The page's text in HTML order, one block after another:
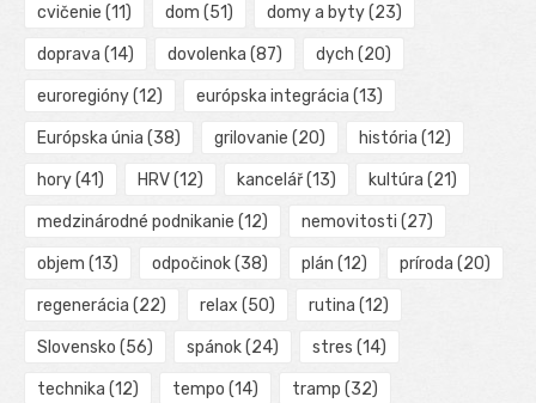
cvičenie (11) dom (51) domy a byty(23)
doprava (14) dovolenka (87) dych (20)
euroregióny(12) európska integrácia (13)
Európska únia (38) grilovanie (20) história (12)
hory(41) HRV(12) kancelář(13) kultúra (21)
medzinárodné podnikanie (12) nemovitosti (27)
objem (13) odpočinok(38) plán (12) príroda (20)
regenerácia (22) relax (50) rutina (12)
Slovensko (56) spánok(24) stres (14)
technika (12) tempo (14) tramp (32)